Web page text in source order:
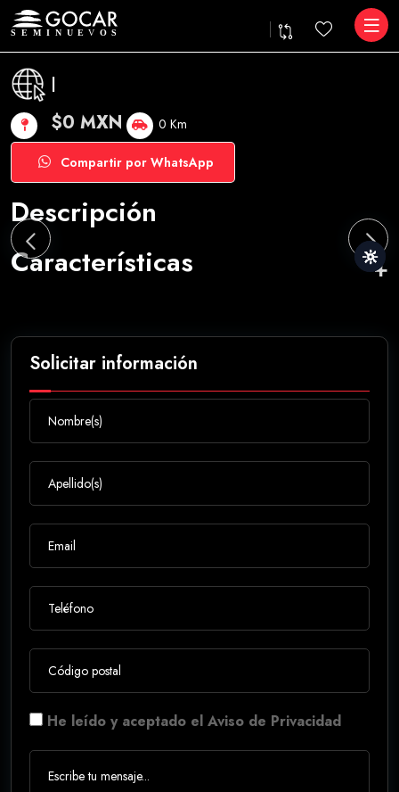
|
$0 MXN 0 Km
Compartir por WhatsApp
Descripción
Características
Solicitar información
He leído y aceptado el Aviso de Privacidad